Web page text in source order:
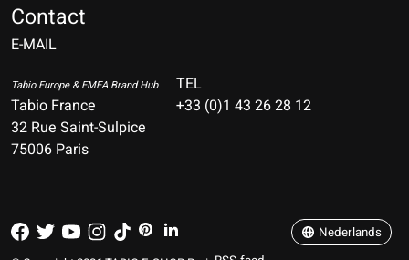
Contact
E-MAIL
Tabio Europe & EMEA Brand Hub
Tabio France
32 Rue Saint-Sulpice
75006 Paris
TEL
+33 (0)1 43 26 28 12
Nederlands